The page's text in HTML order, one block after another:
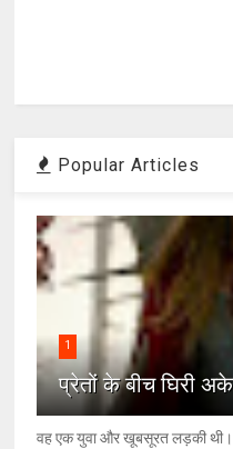
Popular Articles
1
प्रेतों के बीच घिरी
वह एक युवा और खूबसूरत लड़की थी।